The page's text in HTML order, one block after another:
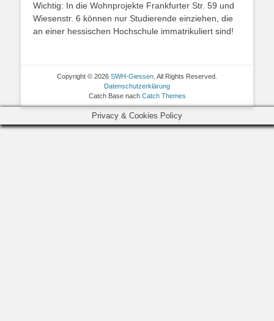
Wichtig: In die Wohnprojekte Frankfurter Str. 59 und
Wiesenstr. 6 können nur Studierende einziehen, die
an einer hessischen Hochschule immatrikuliert sind!
Copyright © 2026 SWH-Giessen . All Rights Reserved.
Datenschutzerklärung
Catch Base nach Catch Themes
Privacy & Cookies Policy